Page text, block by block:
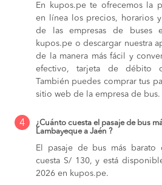
En kupos.pe te ofrecemos la
en línea los precios, horarios
de las empresas de buses
kupos.pe o descargar nuestra
de la manera más fácil y
efectivo, tarjeta de débito
También puedes comprar tus
sitio web de la empresa de bus.
4
¿Cuánto cuesta el pasaje de bus
Lambayeque a Jaén ?
El pasaje de bus más barato
cuesta S/ 130, y está
2026 en kupos.pe.